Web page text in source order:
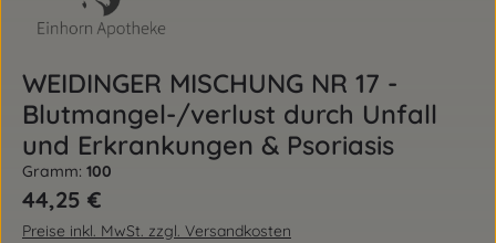
WEIDINGER MISCHUNG NR 17 -
Blutmangel-/verlust durch Unfall
und Erkrankungen & Psoriasis
Gramm: 100
Regulärer Preis:
44,25 €
Preise inkl. MwSt. zzgl. Versandkosten